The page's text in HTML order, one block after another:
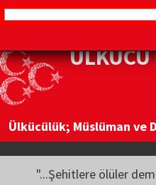
ÜLKÜCÜ
Ülkücülük; Müslüman ve
"...Şehitlere ölüler